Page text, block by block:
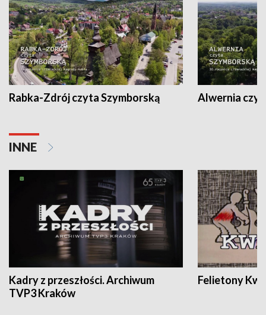
Rabka-Zdrój czyta Szymborską Alwernia
INNE
Kadry z przeszłości. Archiwum
TVP3 Kraków
Felietony